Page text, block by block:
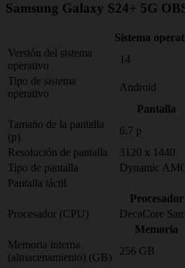
Samsung Galaxy S24+ 5G
Sistema
Versión del sistema
operativo
14
Tipo de sistema
operativo
Android
Pantalla
Tamaño de la pantalla
(p)
6.7 p
Resolución de pantalla
3120 x 1440
Tipo de pantalla
Dynamic
Pantalla táctil
Procesador
Procesador (CPU)
DecaCore
Memoria
Memoria interna
(almacenamiento) (GB)
256 GB